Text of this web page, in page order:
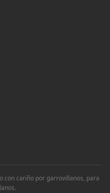
cariño por garrovillanos, para